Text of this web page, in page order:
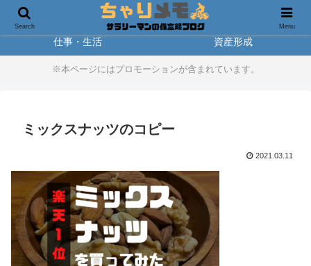
製品レビュー
仕事・生活 資産形成
※本ページにはプロモーションが含まれています。
ミックスナッツのコピー
2021.03.11
Search Menu